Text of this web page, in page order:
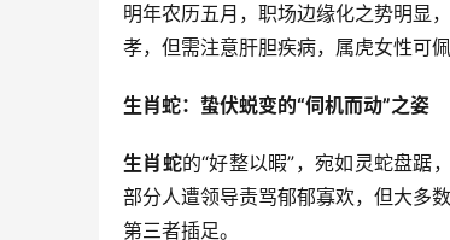
明年农历五月，职场边缘化之势明显
孝，但需注意肝胆疾病，属虎女性可
生肖蛇：蛰伏蜕变的“伺机而动”之姿
生肖蛇的“好整以暇”，宛如灵蛇盘
部分人遭领导责骂郁郁寡欢，但大多
第三者插足。